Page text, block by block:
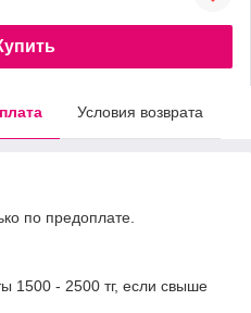
Условия возврата
по предоплате.
1500 - 2500 тг, если свыше